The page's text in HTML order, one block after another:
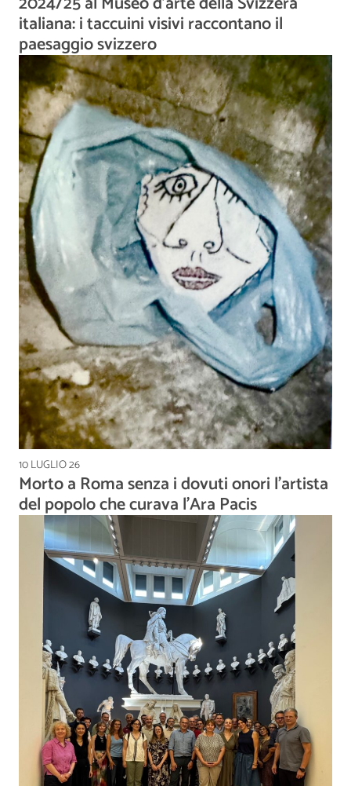
italiana: i taccuini visivi raccontano il
paesaggio svizzero
10 LUGLIO 26
Morto a Roma senza i dovuti onori l’artista
del popolo che curava l’Ara Pacis